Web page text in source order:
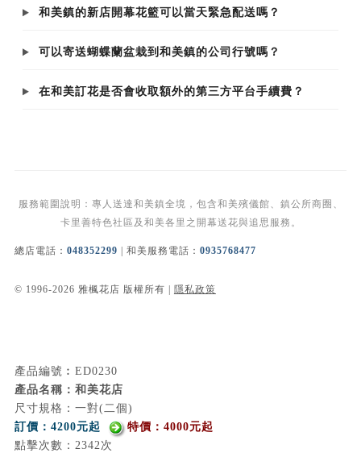
和美鎮的新店開幕花籃可以當天緊急配送嗎？
可以寄送蝴蝶蘭盆栽到和美鎮的公司行號嗎？
在和美訂花是否會收取額外的第三方平台手續費？
服務範圍說明：專人送達和美鎮全境，包含和美殯儀館、鎮公所商圈、
卡里善特色社區及和美各里之開幕送花與追思服務。
總店電話： 048352299 | 和美服務電話： 0935768477
© 1996-2026 雅楓花店 版權所有 | 隱私政策
產品編號︰ED0230
產品名稱：和美花店
尺寸規格：一對(二個)
訂價：4200元起
特價：4000元起
點擊次數：2342次